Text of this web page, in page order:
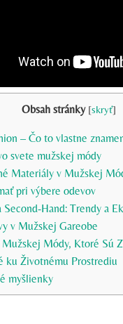
Obsah stránky [skryť]
– Čo to vlastne
svete mužskej módy
Materiály v Mužskej
pri výbere odevov
Second-Hand: Trendy a
v Mužskej Gareobe
Mužskej Módy, Ktoré Sú
ku Životnému Prostrediu
myšlienky